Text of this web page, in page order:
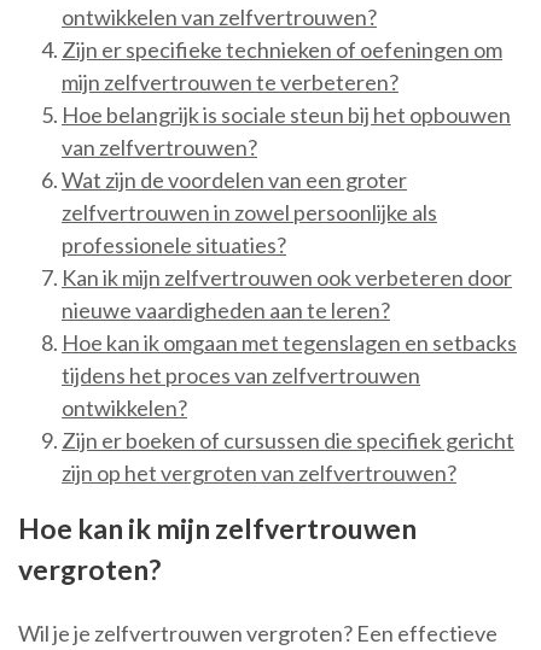
ontwikkelen van zelfvertrouwen?
Zijn er specifieke technieken of oefeningen om
mijn zelfvertrouwen te verbeteren?
Hoe belangrijk is sociale steun bij het opbouwen
van zelfvertrouwen?
Wat zijn de voordelen van een groter
zelfvertrouwen in zowel persoonlijke als
professionele situaties?
Kan ik mijn zelfvertrouwen ook verbeteren door
nieuwe vaardigheden aan te leren?
Hoe kan ik omgaan met tegenslagen en setbacks
tijdens het proces van zelfvertrouwen
ontwikkelen?
Zijn er boeken of cursussen die specifiek gericht
zijn op het vergroten van zelfvertrouwen?
Hoe kan ik mijn zelfvertrouwen
vergroten?
Wil je je zelfvertrouwen vergroten? Een effectieve